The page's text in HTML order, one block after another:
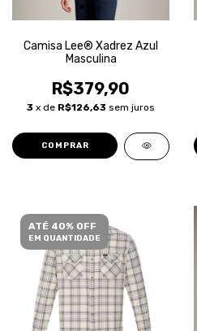
Camisa Lee® Xadrez Azul
Masculina
R$379,90
3 x de R$126,63 sem juros
COMPRAR
ATÉ 40% OFF
EM QUANTIDADE